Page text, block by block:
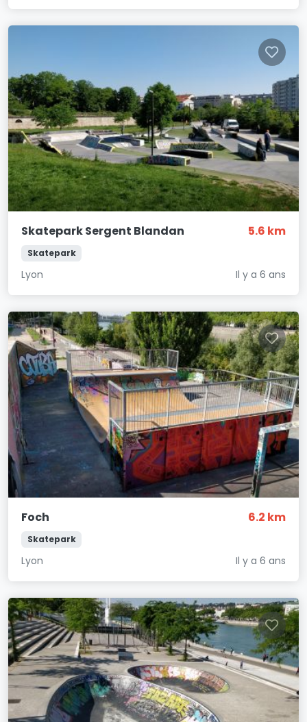
Skatepark Sergent Blandan 5.6 km
Skatepark
Lyon Il y a 6 ans
Foch 6.2 km
Skatepark
Lyon Il y a 6 ans